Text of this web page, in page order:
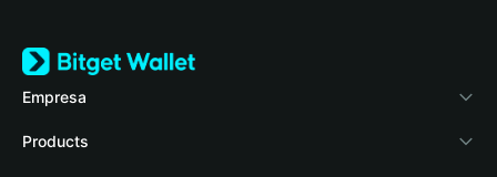
Empresa
Acerca de Bitget Wallet
Products